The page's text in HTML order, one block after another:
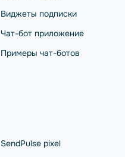
Виджеты подписки
Чат-бот приложение
Примеры чат-ботов
SendPulse pixel